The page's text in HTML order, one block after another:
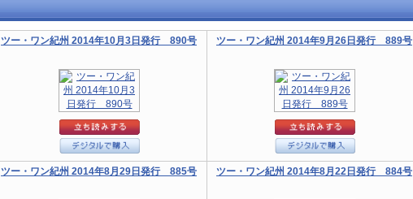
ツー・ワン紀州 2014年10月3日発行 890号 ツー・ワン紀州 2014年9月26日発行 889号
ツー・ワン紀州 2014年8月29日発行 885号 ツー・ワン紀州 2014年8月22日発行 884号